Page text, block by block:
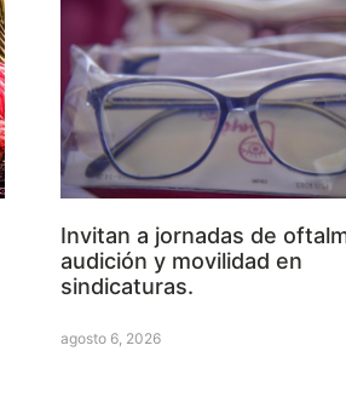
Invitan a jornadas de
audición y movilidad en
sindicaturas.
agosto 6, 2026